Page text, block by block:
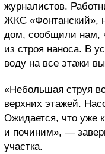
журналистов.
ЖКС «Фонтанский»,
дом, сообщили нам,
из строя наноса. В
воду на все этажи
«Небольшая струя
верхних этажей.
Ожидается, что уже
и починим», —
участка.